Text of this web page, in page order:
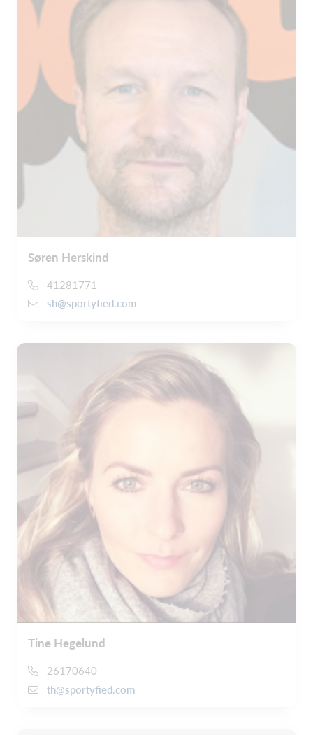
Søren Herskind
41281771
sh@sportyfied.com
Tine Hegelund
26170640
th@sportyfied.com